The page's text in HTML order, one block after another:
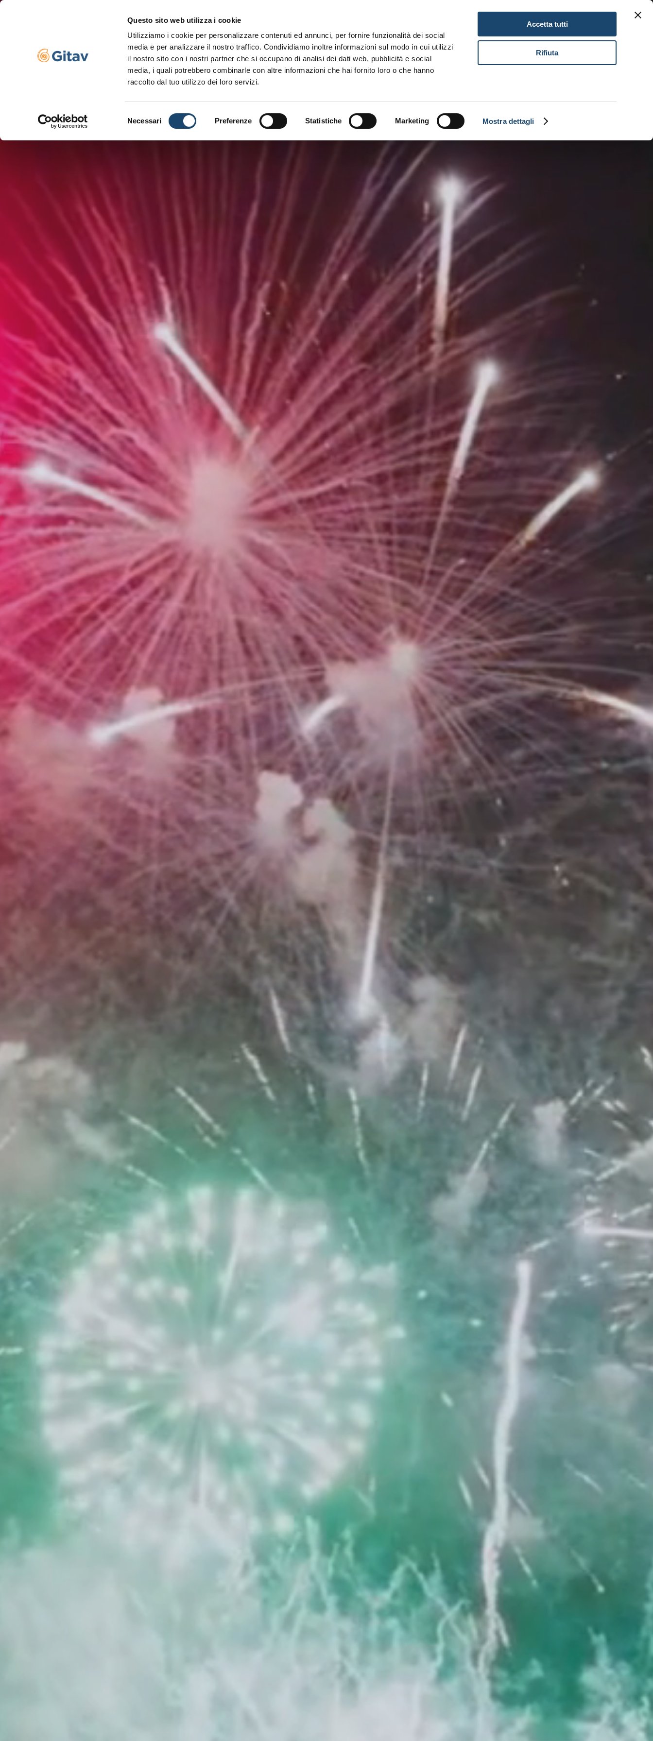
Questo sito web utilizza i cookie
Utilizziamo i cookie per personalizzare contenuti ed annunci, per fornire funzionalità dei social
media e per analizzare il nostro traffico. Condividiamo inoltre informazioni sul modo in cui utilizzi
il nostro sito con i nostri partner che si occupano di analisi dei dati web, pubblicità e social
media, i quali potrebbero combinarle con altre informazioni che hai fornito loro o che hanno
raccolto dal tuo utilizzo dei loro servizi.
del
Necessari Preferenze Statistiche Marketing Mostra dettagli
Accetta tutti
Rifiuta
Gitav Gift Card Karriere
Navigazione servizi